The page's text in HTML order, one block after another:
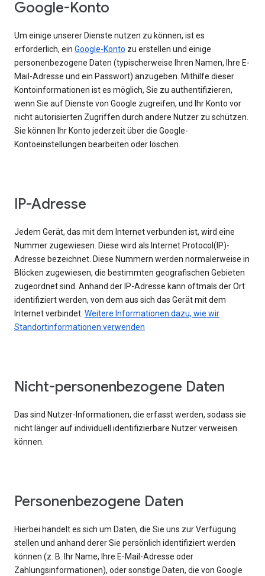
Google-Konto
Um einige unserer Dienste nutzen zu können, ist es
erforderlich, ein Google-Konto zu erstellen und einige
personenbezogene Daten (typischerweise Ihren Namen, Ihre E-
Mail-Adresse und ein Passwort) anzugeben. Mithilfe dieser
Kontoinformationen ist es möglich, Sie zu authentifizieren,
wenn Sie auf Dienste von Google zugreifen, und Ihr Konto vor
nicht autorisierten Zugriffen durch andere Nutzer zu schützen.
Sie können Ihr Konto jederzeit über die Google-
Kontoeinstellungen bearbeiten oder löschen.
IP-Adresse
Jedem Gerät, das mit dem Internet verbunden ist, wird eine
Nummer zugewiesen. Diese wird als Internet Protocol(IP)-
Adresse bezeichnet. Diese Nummern werden normalerweise in
Blöcken zugewiesen, die bestimmten geografischen Gebieten
zugeordnet sind. Anhand der IP-Adresse kann oftmals der Ort
identifiziert werden, von dem aus sich das Gerät mit dem
Internet verbindet. Weitere Informationen dazu, wie wir
Standortinformationen verwenden
Nicht-personenbezogene Daten
Das sind Nutzer-Informationen, die erfasst werden, sodass sie
nicht länger auf individuell identifizierbare Nutzer verweisen
können.
Personenbezogene Daten
Hierbei handelt es sich um Daten, die Sie uns zur Verfügung
stellen und anhand derer Sie persönlich identifiziert werden
können (z. B. Ihr Name, Ihre E-Mail-Adresse oder
Zahlungsinformationen), oder sonstige Daten, die von Google